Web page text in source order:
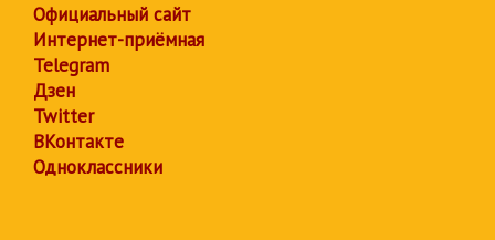
Официальный сайт
Интернет-приёмная
Telegram
Дзен
Twitter
ВКонтакте
Одноклассники